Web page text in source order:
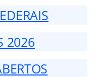
2026